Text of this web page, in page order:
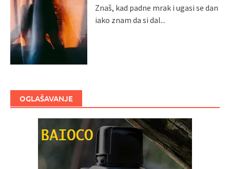
Znaš, kad padne mrak i ugasi se dan
iako znam da si dal...
OGLAŠAVANJE